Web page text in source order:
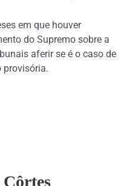
em que houver
do Supremo sobre a
aferir se é o caso de
provisória.